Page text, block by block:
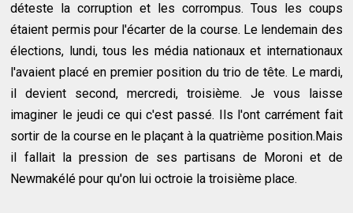
déteste la corruption et les corrompus. Tous les coups
étaient permis pour l'écarter de la course. Le lendemain des
élections, lundi, tous les média nationaux et internationaux
l'avaient placé en premier position du trio de tête. Le mardi,
il devient second, mercredi, troisième. Je vous laisse
imaginer le jeudi ce qui c'est passé. Ils l'ont carrément fait
sortir de la course en le plaçant à la quatrième position.Mais
il fallait la pression de ses partisans de Moroni et de
Newmakélé pour qu'on lui octroie la troisième place.